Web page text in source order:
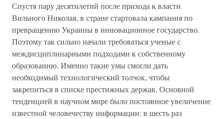
Спустя пару десятилетий после прихода к власти
Вильного Николая, в стране стартовала кампания по
превращению Украины в инновационное государство.
Поэтому так сильно начали требоваться ученые с
междисциплинарными подходами к собственному
образованию. Именно такие умы смогли дать
необходимый технологический толчок, чтобы
закрепиться в списке престижных держав. Основной
тенденцией в научном мире было постоянное увеличение
известной человечеству информации: в шесть раз